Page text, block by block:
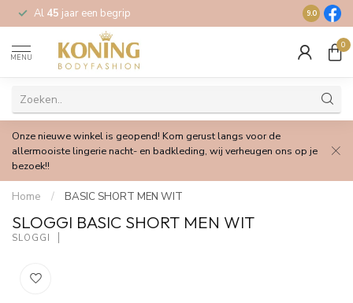
Al 45 jaar een begrip Gratis
9.0
MENU
0
Onze nieuwe winkel is geopend! Kom gerust langs voor de
allermooiste lingerie nacht- en badkleding, wij verheugen ons op je
bezoek!!
Home / BASIC SHORT MEN WIT
SLOGGI BASIC SHORT MEN WIT
SLOGGI